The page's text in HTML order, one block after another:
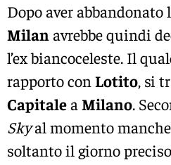
Dopo aver abbandonato
Milanavrebbe quindi
l’ex biancoceleste. Il
rapporto con Lotito, si
Capitalea Milano.
Skyal momento
soltanto il giorno